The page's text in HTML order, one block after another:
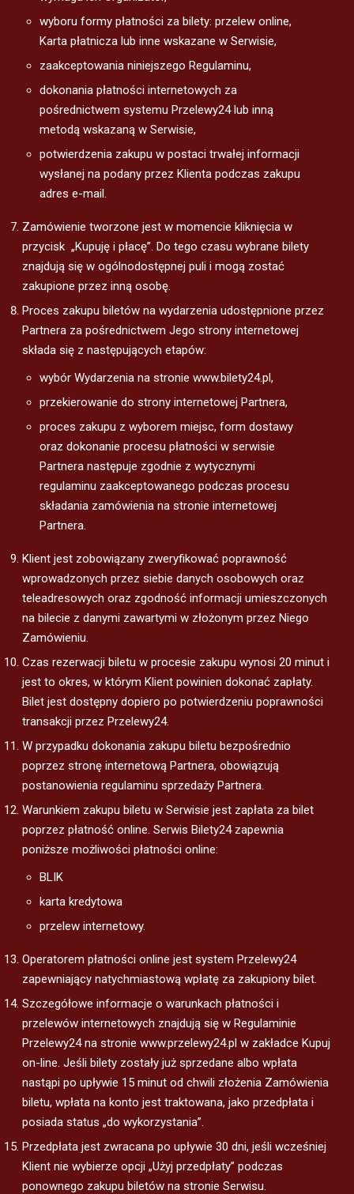
wyboru formy płatności za bilety: przelew online,
Karta płatnicza lub inne wskazane w Serwisie,
zaakceptowania niniejszego Regulaminu,
dokonania płatności internetowych za
pośrednictwem systemu Przelewy24 lub inną
metodą wskazaną w Serwisie,
potwierdzenia zakupu w postaci trwałej informacji
wysłanej na podany przez Klienta podczas zakupu
adres e-mail.
Zamówienie tworzone jest w momencie kliknięcia w
przycisk „Kupuję i płacę”. Do tego czasu wybrane bilety
znajdują się w ogólnodostępnej puli i mogą zostać
zakupione przez inną osobę.
Proces zakupu biletów na wydarzenia udostępnione przez
Partnera za pośrednictwem Jego strony internetowej
składa się z następujących etapów:
wybór Wydarzenia na stronie www.bilety24.pl,
przekierowanie do strony internetowej Partnera,
proces zakupu z wyborem miejsc, form dostawy
oraz dokonanie procesu płatności w serwisie
Partnera następuje zgodnie z wytycznymi
regulaminu zaakceptowanego podczas procesu
składania zamówienia na stronie internetowej
Partnera.
Klient jest zobowiązany zweryfikować poprawność
wprowadzonych przez siebie danych osobowych oraz
teleadresowych oraz zgodność informacji umieszczonych
na bilecie z danymi zawartymi w złożonym przez Niego
Zamówieniu.
Czas rezerwacji biletu w procesie zakupu wynosi 20 minut i
jest to okres, w którym Klient powinien dokonać zapłaty.
Bilet jest dostępny dopiero po potwierdzeniu poprawności
transakcji przez Przelewy24.
W przypadku dokonania zakupu biletu bezpośrednio
poprzez stronę internetową Partnera, obowiązują
postanowienia regulaminu sprzedaży Partnera.
Warunkiem zakupu biletu w Serwisie jest zapłata za bilet
poprzez płatność online. Serwis Bilety24 zapewnia
poniższe możliwości płatności online:
BLIK
karta kredytowa
przelew internetowy.
Operatorem płatności online jest system Przelewy24
zapewniający natychmiastową wpłatę za zakupiony bilet.
Szczegółowe informacje o warunkach płatności i
przelewów internetowych znajdują się w Regulaminie
Przelewy24 na stronie www.przelewy24.pl w zakładce Kupuj
on-line. Jeśli bilety zostały już sprzedane albo wpłata
nastąpi po upływie 15 minut od chwili złożenia Zamówienia
biletu, wpłata na konto jest traktowana, jako przedpłata i
posiada status „do wykorzystania”.
Przedpłata jest zwracana po upływie 30 dni, jeśli wcześniej
Klient nie wybierze opcji „Użyj przedpłaty” podczas
ponownego zakupu biletów na stronie Serwisu.